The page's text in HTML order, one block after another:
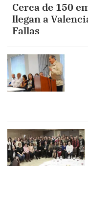
Cerca de 150
llegan a
Fallas